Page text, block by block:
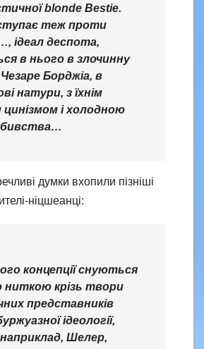
blonde Bestie.
теж проти
ідеал деспота,
в нього в злочинну
Борджіа, в
натури, з їхнім
і холодною
думки вхопили пізніші
ніцшеанці:
концепції снуються
ниткою крізь твори
представників
ідеології,
Шелер,